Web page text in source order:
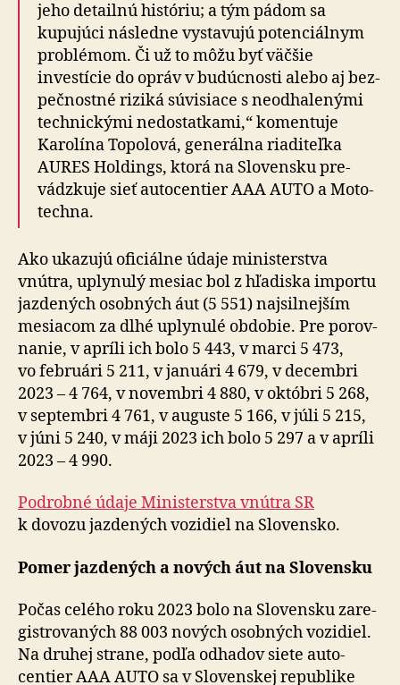
jeho detailnú históriu; a tým pádom sa
kupujúci následne vysta­vujú po­ten­ciál­nym
problémom. Či už to môžu byť väčšie
investície do opráv v bu­dúcnosti alebo aj bez­
peč­nostné riziká sú­vi­siace s ne­od­ha­le­nými
tech­nickými ne­dostat­kami,“ ko­men­tuje
Karolína Topolová, ge­ne­rál­na ria­di­teľ­ka
AURES Holdings, ktorá na Slo­ven­sku pre­
vádz­kuje sieť auto­centier AAA AUTO a Moto­
techna.
Ako ukazujú oficiálne údaje ministerstva
vnútra, uplynulý mesiac bol z hľa­diska importu
jazdených osobných áut (5 551) naj­sil­nej­ším
mesiacom za dlhé uply­nulé obdobie. Pre po­rov­
na­nie, v apríli ich bolo 5 443, v marci 5 473,
vo februári 5 211, v januári 4 679, v de­cem­bri
2023 – 4 764, v no­vem­bri 4 880, v októbri 5 268,
v septembri 4 761, v au­guste 5 166, v júli 5 215,
v júni 5 240, v máji 2023 ich bolo 5 297 a v apríli
2023 – 4 990.
Podrobné údaje Ministerstva vnútra SR
k dovozu jazdených vozidiel na Slo­ven­sko.
Pomer jazdených a nových áut na Slo­ven­sku
Počas celého roku 2023 bolo na Slo­ven­sku za­re­
gistro­va­ných 88 003 nových osobných vo­zi­diel.
Na dru­hej strane, podľa odhadov siete auto­
centier AAA AUTO sa v Slo­ven­skej re­pub­li­ke